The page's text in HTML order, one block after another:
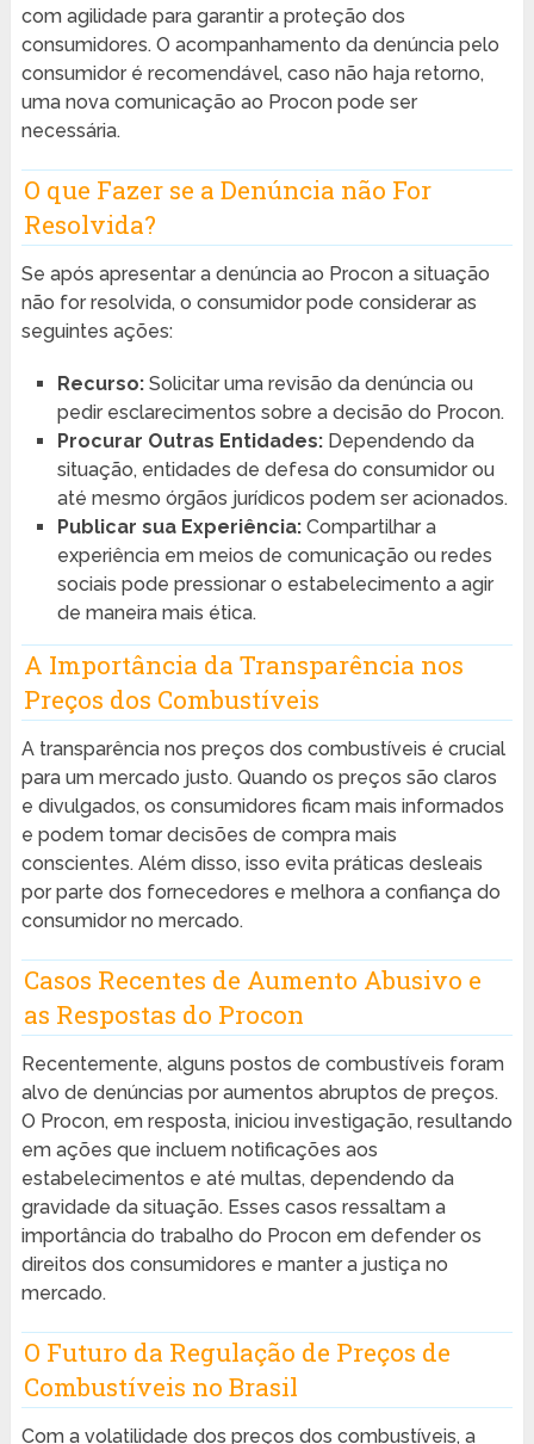
com agilidade para garantir a proteção dos
consumidores. O acompanhamento da denúncia pelo
consumidor é recomendável, caso não haja retorno,
uma nova comunicação ao Procon pode ser
necessária.
O que Fazer se a Denúncia não For
Resolvida?
Se após apresentar a denúncia ao Procon a situação
não for resolvida, o consumidor pode considerar as
seguintes ações:
Recurso:Solicitar uma revisão da denúncia ou
pedir esclarecimentos sobre a decisão do Procon.
Procurar Outras Entidades:Dependendo da
situação, entidades de defesa do consumidor ou
até mesmo órgãos jurídicos podem ser acionados.
Publicar sua Experiência:Compartilhar a
experiência em meios de comunicação ou redes
sociais pode pressionar o estabelecimento a agir
de maneira mais ética.
A Importância da Transparência nos
Preços dos Combustíveis
A transparência nos preços dos combustíveis é crucial
para um mercado justo. Quando os preços são claros
e divulgados, os consumidores ficam mais informados
e podem tomar decisões de compra mais
conscientes. Além disso, isso evita práticas desleais
por parte dos fornecedores e melhora a confiança do
consumidor no mercado.
Casos Recentes de Aumento Abusivo e
as Respostas do Procon
Recentemente, alguns postos de combustíveis foram
alvo de denúncias por aumentos abruptos de preços.
O Procon, em resposta, iniciou investigação, resultando
em ações que incluem notificações aos
estabelecimentos e até multas, dependendo da
gravidade da situação. Esses casos ressaltam a
importância do trabalho do Procon em defender os
direitos dos consumidores e manter a justiça no
mercado.
O Futuro da Regulação de Preços de
Combustíveis no Brasil
Com a volatilidade dos preços dos combustíveis, a